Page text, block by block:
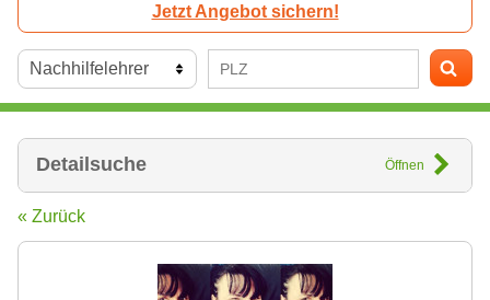
Jetzt Angebot sichern!
Detailsuche Öffnen
« Zurück